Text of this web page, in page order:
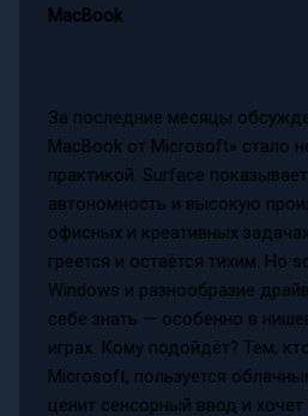
MacBook
За последние месяцы
MacBook от Microsoft» стало
практикой. Surface
автономность и высокую
офисных и креативных
греется и остаётся тихим. Но
Windows и разнообразие
себе знать — особенно в
играх. Кому подойдёт? Тем,
Microsoft, пользуется
ценит сенсорный ввод и